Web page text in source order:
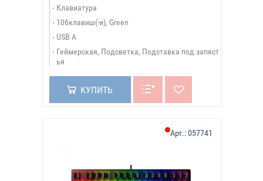
Клавиатура
106клавиш(-и), Green
USB A
Геймерская, Подсветка, Подставка под запяст
ья
КУПИТЬ
Арт.:057741